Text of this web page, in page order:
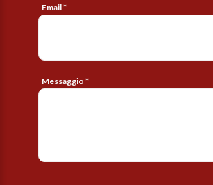
Email *
Messaggio *